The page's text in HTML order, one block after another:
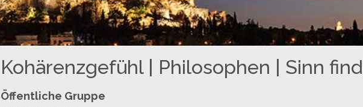
Kohärenzgefühl | Philosophen | Sinn
Öffentliche Gruppe